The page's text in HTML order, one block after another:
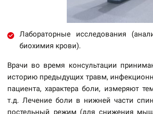
Лабораторные исследования
биохимия крови).
Врачи во время консультации
историю предыдущих травм,
пациента, характера боли, измеряют
т.д. Лечение боли в нижней части
постельный режим (для снижения